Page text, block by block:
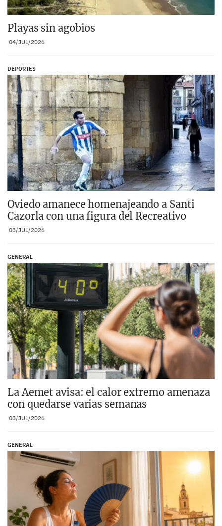
Playas sin agobios
04/JUL/2026
DEPORTES
Oviedo amanece homenajeando a Santi
Cazorla con una figura del Recreativo
03/JUL/2026
GENERAL
La Aemet avisa: el calor extremo amenaza
con quedarse varias semanas
03/JUL/2026
GENERAL